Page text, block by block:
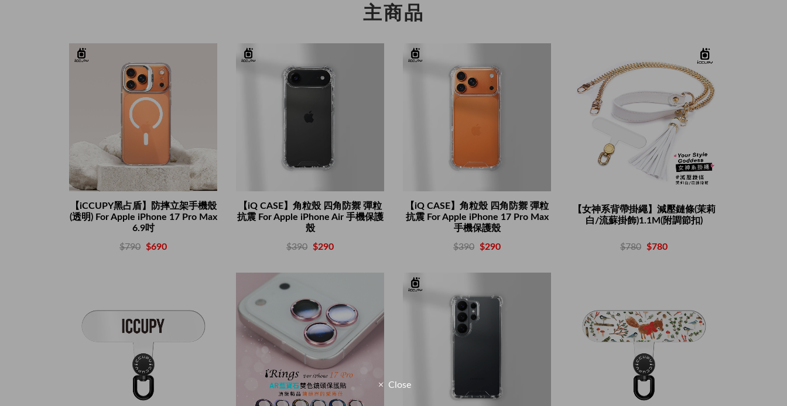
主商品
【iCCUPY黑占盾】防摔立架手機殼
(透明) For Apple iPhone 17 Pro Max
6.9吋
$790 $690
【iQ CASE】角粒殼 四角防禦 彈粒
抗震 For Apple iPhone Air 手機保護
殼
$390 $290
【iQ CASE】角粒殼 四角防禦 彈粒
抗震 For Apple iPhone 17 Pro Max
手機保護殼
$390 $290
【女神系背帶掛繩】減壓鏈條(茉莉
白/流蘇掛飾)1.1M(附調節扣)
$780 $780
Close